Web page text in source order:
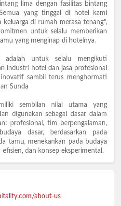
lima dengan fasilitas bintang
yang tinggal di hotel kami
keluarga di rumah merasa tenang",
untuk selalu memberikan
yang menginap di hotelnya.
adalah untuk selalu mengikuti
industri hotel dan jasa profesional
sambil terus menghormati
Sunda
sembilan nilai utama yang
digunakan sebagai dasar dalam
profesional, tim berpengalaman,
dasar, berdasarkan pada
tamu, menekankan pada budaya
efisien, dan konsep eksperimental.
about-us